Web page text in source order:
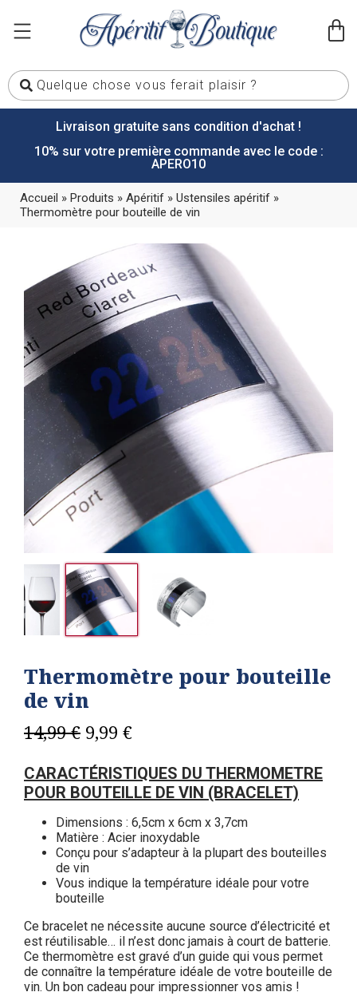
Livraison gratuite sans condition d'achat !
10% sur votre première commande avec le code :
APERO10
Accueil » Produits » Apéritif » Ustensiles apéritif »
Thermomètre pour bouteille de vin
Thermomètre pour bouteille
de vin
14,99€ 9,99 €
CARACTÉRISTIQUES DU THERMOMETRE
POUR BOUTEILLE DE VIN (BRACELET)
Dimensions : 6,5cm x 6cm x 3,7cm
Matière : Acier inoxydable
Conçu pour s’adapteur à la plupart des bouteilles
de vin
Vous indique la température idéale pour votre
bouteille
Ce bracelet ne nécessite aucune source d’électricité et
est réutilisable… il n’est donc jamais à court de batterie.
Ce thermomètre est gravé d’un guide qui vous permet
de connaître la température idéale de votre bouteille de
vin. Un bon cadeau pour impressionner vos amis !